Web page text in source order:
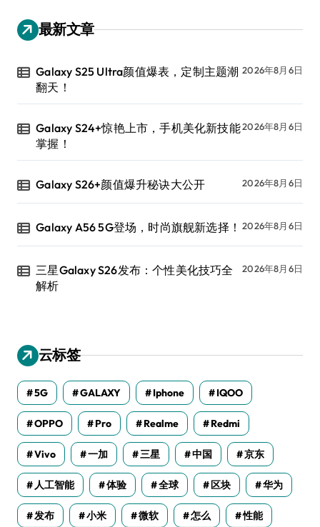
最新文章
Galaxy S25 Ultra颜值爆表，定制主题潮
翻天！
2026年8月6日
Galaxy S24+惊艳上市，手机美化新技能
掌握！
2026年8月6日
Galaxy S26+颜值爆升秘诀大公开 2026年8月6日
Galaxy A56 5G登场，时尚旗舰新选择！ 2026年8月6日
三星Galaxy S26发布：个性美化技巧全
解析
2026年8月6日
云标签
5G GALAXY Iphone IQOO
OPPO Pro Realme Redmi
Vivo 一加 三星 中国 京东
人工智能 体验 全球 区块 华为
发布 小米 微软 怎么 性能